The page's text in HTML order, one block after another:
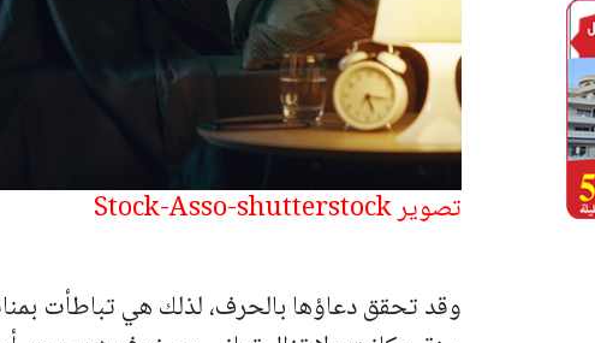
تصوير Stock-Asso-shutterstock
وقد تحقق دعاؤها بالحرف، لذلك هي تباطأت